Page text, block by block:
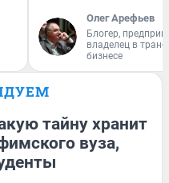
Олег Арефьев
Блогер,
владелец в
бизнесе
тайну хранит
вуза,